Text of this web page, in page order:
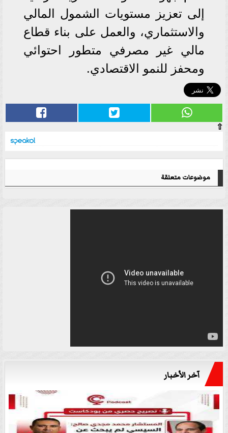
إلى تعزيز مستويات الشمول المالي
والاستثماري، والعمل على بناء قطاع
مالي غير مصرفي متطور احتوائي
ومحفز للنمو الاقتصادي.
⇧
موضوعات متعلقة
آخر الأخبار